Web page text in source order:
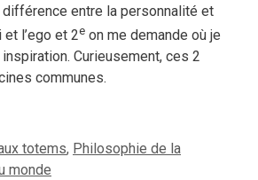
entre la personnalité et
et l’ego et 2e on me demande où je
Curieusement, ces 2
communes.
totems, Philosophie de la
monde